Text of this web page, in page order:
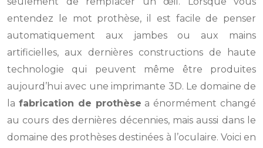
entendez le mot prothèse, il est facile de penser
automatiquement aux jambes ou aux mains
artificielles, aux dernières constructions de haute
technologie qui peuvent même être produites
aujourd’hui avec une imprimante 3D. Le domaine de
la fabrication de prothèse a énormément changé
au cours des dernières décennies, mais aussi dans le
domaine des prothèses destinées à l’oculaire. Voici en